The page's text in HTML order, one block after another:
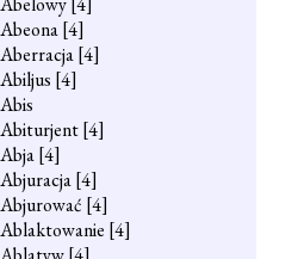
Abeona[4]
Aberracja[4]
Abiljus [4]
Abis
Abiturjent[4]
Abja[4]
Abjuracja[4]
Abjurować [4]
Ablaktowanie [4]